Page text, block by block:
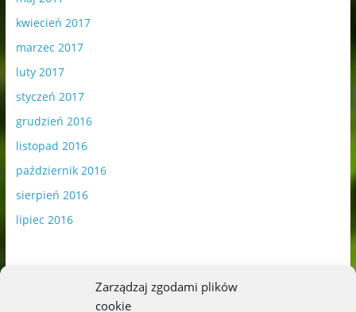
Zarządzaj zgodami plików
cookie
kwiecień 2017
marzec 2017
luty 2017
styczeń 2017
grudzień 2016
listopad 2016
październik 2016
sierpień 2016
lipiec 2016